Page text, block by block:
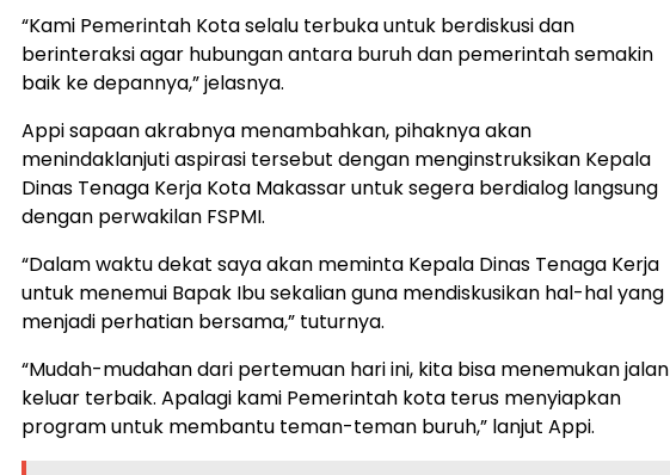
“Kami Pemerintah Kota selalu terbuka untuk berdiskusi dan
berinteraksi agar hubungan antara buruh dan pemerintah semakin
baik ke depannya,” jelasnya.
Appi sapaan akrabnya menambahkan, pihaknya akan
menindaklanjuti aspirasi tersebut dengan menginstruksikan Kepala
Dinas Tenaga Kerja Kota Makassar untuk segera berdialog langsung
dengan perwakilan FSPMI.
“Dalam waktu dekat saya akan meminta Kepala Dinas Tenaga Kerja
untuk menemui Bapak Ibu sekalian guna mendiskusikan hal-hal yang
menjadi perhatian bersama,” tuturnya.
“Mudah-mudahan dari pertemuan hari ini, kita bisa menemukan jalan
keluar terbaik. Apalagi kami Pemerintah kota terus menyiapkan
program untuk membantu teman-teman buruh,” lanjut Appi.